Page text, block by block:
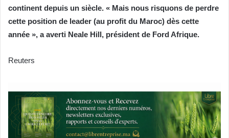
continent depuis un siècle. « Mais nous risquons de perdre
cette position de leader (au profit du Maroc) dès cette
année », a averti Neale Hill, président de Ford Afrique.
Reuters